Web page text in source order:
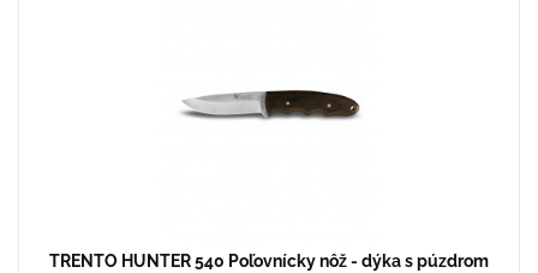
TRENTO HUNTER 540 Poľovnícky nôž - dýka s púzdrom